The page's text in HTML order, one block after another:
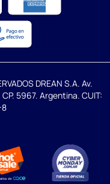
DREAN S.A. Av.
5967. Argentina. CUIT: